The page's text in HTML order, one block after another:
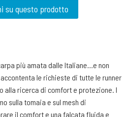
su questo prodotto
più amata dalle Italiane…e non
le richieste di tutte le runner
alla ricerca di comfort e protezione. I
sulla tomaia e sul mesh di
il comfort e una falcata fluida e